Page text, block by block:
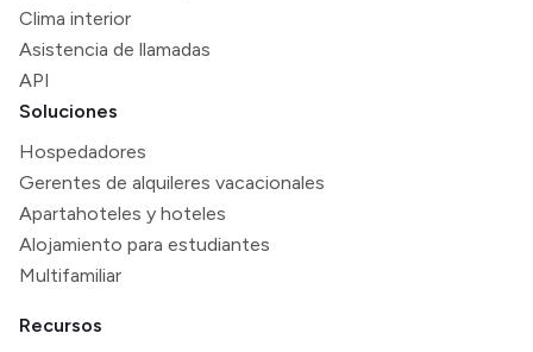
Clima interior
Asistencia de llamadas
API
Soluciones
Hospedadores
Gerentes de alquileres vacacionales
Apartahoteles y hoteles
Alojamiento para estudiantes
Multifamiliar
Recursos